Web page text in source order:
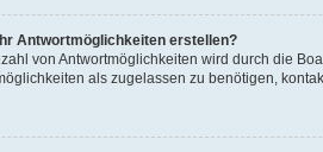
Antwortmöglichkeiten erstellen?
von Antwortmöglichkeiten wird durch die
als zugelassen zu benötigen,